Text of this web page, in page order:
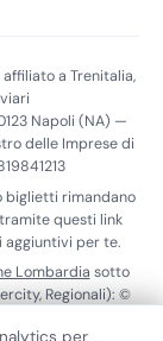
a Trenitalia,
Napoli (NA) —
delle Imprese di
biglietti rimandano
questi link
aggiuntivi per te.
Lombardia sotto
Regionali): ©